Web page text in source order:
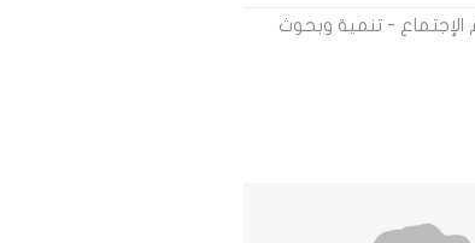
- تنمية وبحوث